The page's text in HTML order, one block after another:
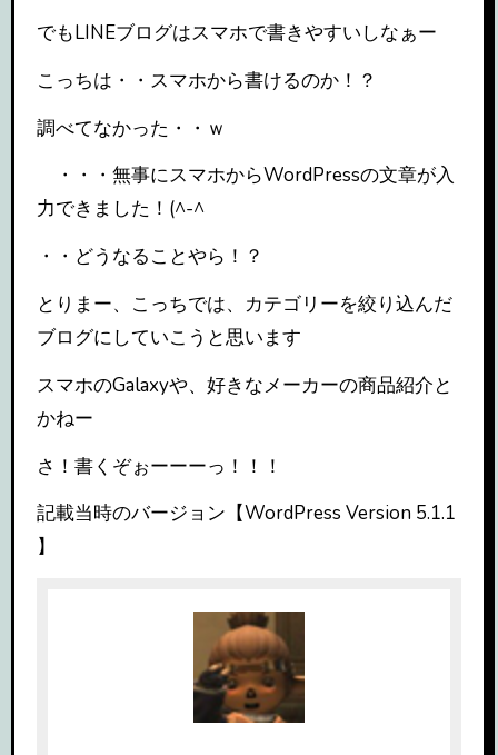
でもLINEブログはスマホで書きやすいしなぁー
こっちは・・スマホから書けるのか！？
調べてなかった・・ｗ
・・・無事にスマホからWordPressの文章が入
力できました！(^-^
・・どうなることやら！？
とりまー、こっちでは、カテゴリーを絞り込んだ
ブログにしていこうと思います
スマホのGalaxyや、好きなメーカーの商品紹介と
かねー
さ！書くぞぉーーーっ！！！
記載当時のバージョン【WordPress Version 5.1.1
】